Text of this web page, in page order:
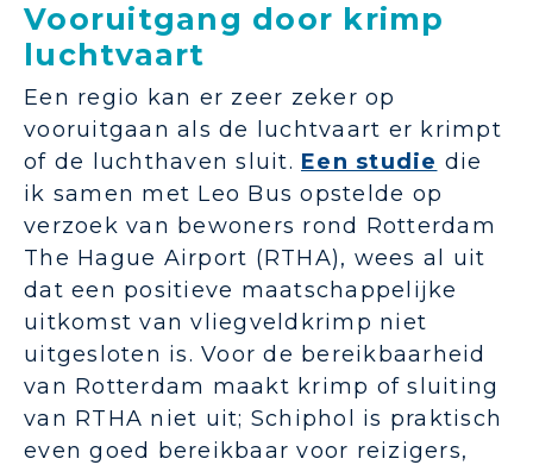
Vooruitgang door krimp
luchtvaart
Een regio kan er zeer zeker op
vooruitgaan als de luchtvaart er krimpt
of de luchthaven sluit. Een studie die
ik samen met Leo Bus opstelde op
verzoek van bewoners rond Rotterdam
The Hague Airport (RTHA), wees al uit
dat een positieve maatschappelijke
uitkomst van vliegveldkrimp niet
uitgesloten is. Voor de bereikbaarheid
van Rotterdam maakt krimp of sluiting
van RTHA niet uit; Schiphol is praktisch
even goed bereikbaar voor reizigers,